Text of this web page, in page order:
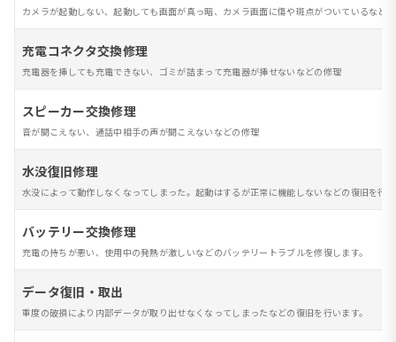
カメラが起動しない、起動しても画面が真っ暗、カメラ画面に傷や斑点がついているなど
充電コネクタ交換修理
充電器を挿しても充電できない、ゴミが詰まって充電器が挿せないなどの修理
スピーカー交換修理
音が聞こえない、通話中相手の声が聞こえないなどの修理
水没復旧修理
水没によって動作しなくなってしまった。起動はするが正常に機能しないなどの復旧を行
バッテリー交換修理
充電の持ちが悪い、使用中の発熱が激しいなどのバッテリートラブルを修復します。
データ復旧・取出
重度の破損により内部データが取り出せなくなってしまったなどの復旧を行います。